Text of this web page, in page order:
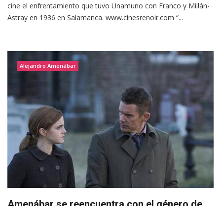
cine el enfrentamiento que tuvo Unamuno con Franco y Millán-
Astray en 1936 en Salamanca. www.cinesrenoir.com “...
Alejandro Amenábar